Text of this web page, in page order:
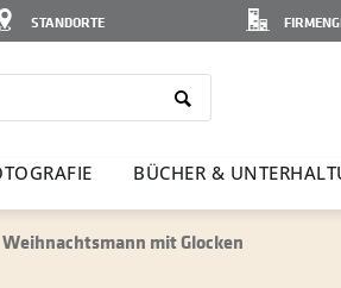
STANDORTE
BÜCHER &
Weihnachtsmann mit Glocken